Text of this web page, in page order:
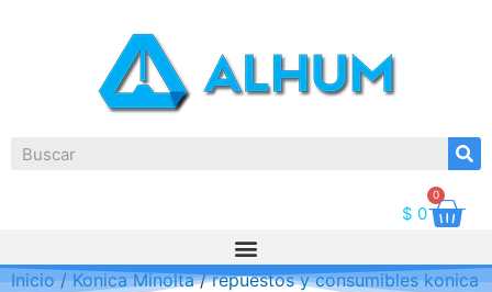
$ 0
0
Inicio/Konica Minolta/repuestos y consumibles konica